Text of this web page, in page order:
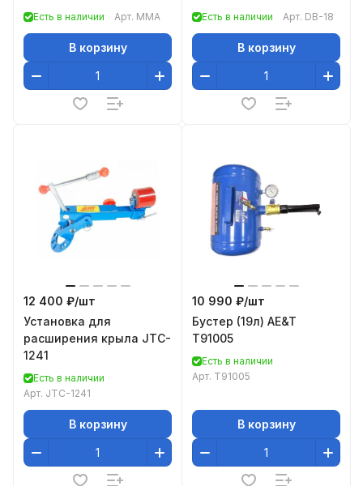
мотоциклетных колес
Есть в наличии Арт. MMA
В корзину
Есть в наличии Арт. DB-18
В корзину
12 400 ₽/шт
Установка для
расширения крыла JTC-
1241
Есть в наличии
Арт. JTC-1241
В корзину
10 990 ₽/шт
Бустер (19л) AE&T
T91005
Есть в наличии
Арт. T91005
В корзину